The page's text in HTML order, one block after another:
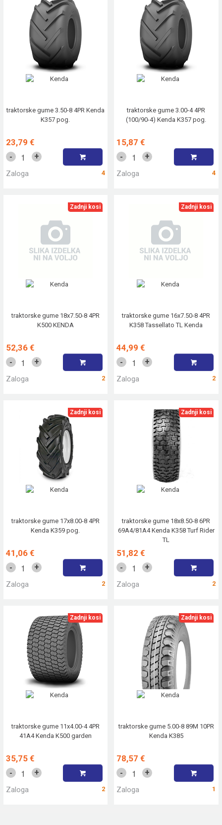
traktorske gume 3.50-8 4PR Kenda
K357 pog.
23,79 €
- +
Zaloga 4
traktorske gume 3.00-4 4PR
(100/90-4) Kenda K357 pog.
15,87 €
- +
Zaloga 4
Zadnji kosi
traktorske gume 18x7.50-8 4PR
K500 KENDA
52,36 €
- +
Zaloga 2
Zadnji kosi
traktorske gume 16x7.50-8 4PR
K358 Tassellato TL Kenda
44,99 €
- +
Zaloga 2
Zadnji kosi
traktorske gume 17x8.00-8 4PR
Kenda K359 pog.
41,06 €
- +
Zaloga 2
Zadnji kosi
traktorske gume 18x8.50-8 6PR
69A4/81A4 Kenda K358 Turf Rider
TL
51,82 €
- +
Zaloga 2
Zadnji kosi
traktorske gume 11x4.00-4 4PR
41A4 Kenda K500 garden
35,75 €
- +
Zaloga 2
Zadnji kosi
traktorske gume 5.00-8 89M 10PR
Kenda K385
78,57 €
- +
Zaloga 1